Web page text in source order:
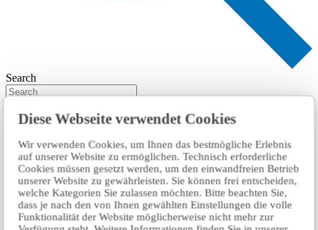
Diese Webseite verwendet Cookies
Wir verwenden Cookies, um Ihnen das bestmögliche Erlebnis
auf unserer Website zu ermöglichen. Technisch erforderliche
Cookies müssen gesetzt werden, um den einwandfreien Betrieb
unserer Website zu gewährleisten. Sie können frei entscheiden,
welche Kategorien Sie zulassen möchten. Bitte beachten Sie,
dass je nach den von Ihnen gewählten Einstellungen die volle
Funktionalität der Website möglicherweise nicht mehr zur
Search